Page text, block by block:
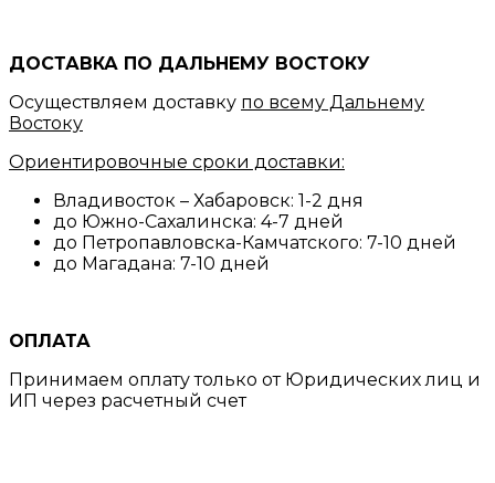
ДОСТАВКА ПО ДАЛЬНЕМУ ВОСТОКУ
Осуществляем доставку по всему Дальнему
Востоку
Ориентировочные сроки доставки:
Владивосток – Хабаровск: 1-2 дня
до Южно-Сахалинска: 4-7 дней
до Петропавловска-Камчатского: 7-10 дней
до Магадана: 7-10 дней
ОПЛАТА
Принимаем оплату только от Юридических лиц и
ИП через расчетный счет